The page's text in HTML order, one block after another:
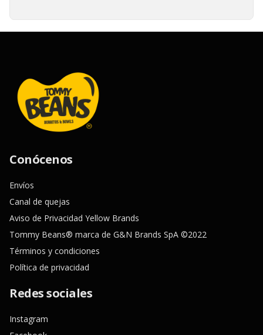
Conócenos
Envíos
Canal de quejas
Aviso de Privacidad Yellow Brands
Tommy Beans® marca de G&N Brands SpA ©2022
Términos y condiciones
Política de privacidad
Redes sociales
Instagram